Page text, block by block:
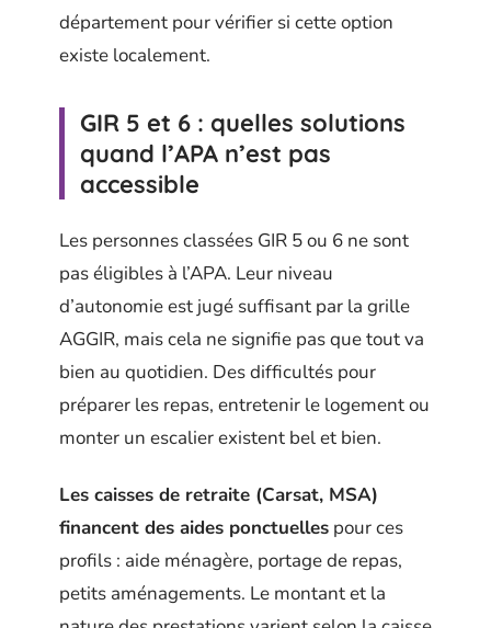
département pour vérifier si cette option
existe localement.
GIR 5 et 6 : quelles solutions
quand l’APA n’est pas
accessible
Les personnes classées GIR 5 ou 6 ne sont
pas éligibles à l’APA. Leur niveau
d’autonomie est jugé suffisant par la grille
AGGIR, mais cela ne signifie pas que tout va
bien au quotidien. Des difficultés pour
préparer les repas, entretenir le logement ou
monter un escalier existent bel et bien.
Les caisses de retraite (Carsat, MSA)
financent des aides ponctuelles pour ces
profils : aide ménagère, portage de repas,
petits aménagements. Le montant et la